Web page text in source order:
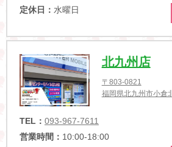
定休日： 水曜日
北九州店
〒803-0821
福岡県北九州市小倉
TEL： 093-967-7611
営業時間： 10:00-18:00